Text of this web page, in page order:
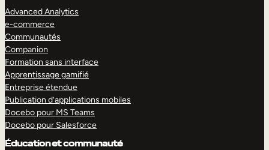
Advanced Analytics
e-commerce
Communautés
Companion
Formation sans interface
Apprentissage gamifié
Entreprise étendue
Publication d’applications mobiles
Docebo pour MS Teams
Docebo pour Salesforce
Éducation et communauté